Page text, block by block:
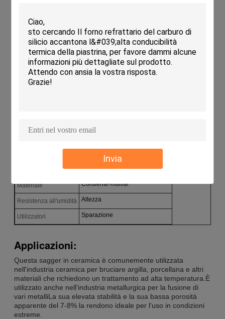
Invia
e' perfetto per tutte le vostre esigenze di cottura.
Parametri tecnici:
Caratteristica Resistenza alle alte temperature
Bianco o giallo
Materiale Cordierite-mullite
Resistenza all'umidità Altezza
Utilizzatori Sparazione
Applicazioni:
Questa sagger in ceramica è comunemente utilizzata
nell'industria ceramica per bruciare argilla, porcellana e altri
materiali che richiedono un trattamento ad alta temperatura.È
utilizzato anche nell'industria metallurgica per la fusione di
vari metalliLa sua elevata stabilità e la sua bassa porosità
apparente del 7-8% la rendono ideale per l'uso in condizioni
estreme.